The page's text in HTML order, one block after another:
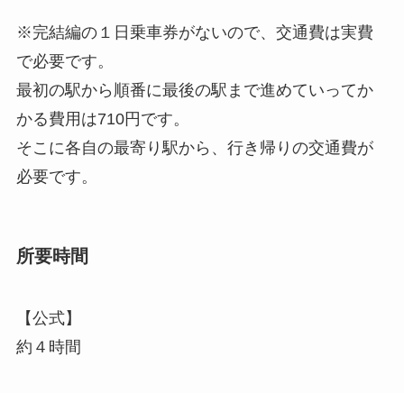
※完結編の１日乗車券がないので、 交通費は実費
で必要です。
最初の駅から 順番に最後の駅まで進めていってか
かる費用は710円です。
そこに各自の最寄り駅から、行き帰りの交通費が
必要です。
所要時間
【公式】
約４時間